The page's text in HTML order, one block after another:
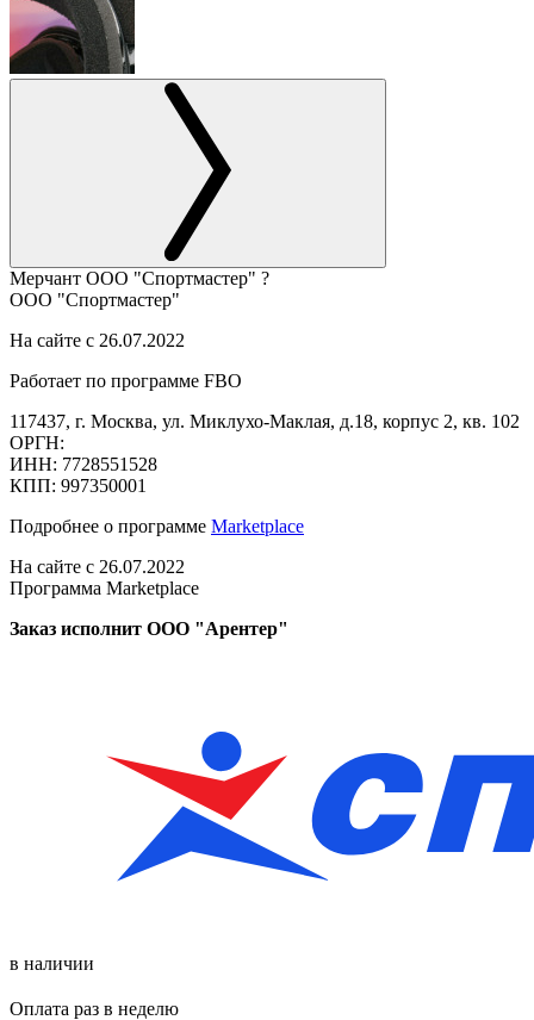
Мерчант ООО "Спортмастер" ?
ООО "Спортмастер"
На сайте с 26.07.2022
Работает по программе FBO
117437, г. Москва, ул. Миклухо-Маклая, д.18, корпус 2, кв. 102
ОРГН:
ИНН: 7728551528
КПП: 997350001
Подробнее о программе Marketplace
На сайте с 26.07.2022
Программа Marketplace
Заказ исполнит ООО "Арентер"
в наличии
Оплата раз в неделю